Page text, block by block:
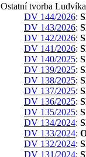
Ostatní tvorba
DV 144/2026:
DV 143/2026:
DV 142/2026:
DV 141/2026:
DV 140/2025:
DV 139/2025:
DV 138/2025:
DV 137/2025:
DV 136/2025:
DV 135/2025:
DV 134/2024:
DV 133/2024:
DV 132/2024:
DV 131/2024: